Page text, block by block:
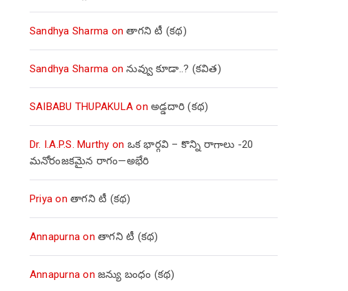
Sandhya Sharma onతాగని టీ (కథ)
Sandhya Sharma onనువ్వు కూడా..? (కవిత)
SAIBABU THUPAKULA onఅడ్డదారి (కథ)
Dr. I.A.P.S. Murthy on ఒక భార్గవి – కొన్ని రాగాలు -20
మనోరంజకమైన రాగం—అభేరి
Priya onతాగని టీ (కథ)
Annapurna onతాగని టీ (కథ)
Annapurna onజన్యు బంధం (కథ)